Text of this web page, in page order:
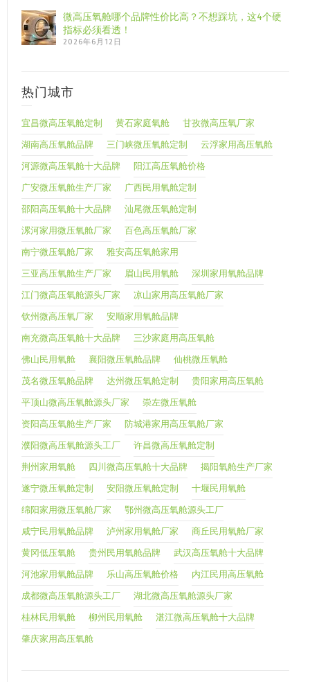
微高压氧舱哪个品牌性价比高？不想踩坑，这4个硬
指标必须看透！
2026年6月12日
热门城市
宜昌微高压氧舱定制 黄石家庭氧舱 甘孜微高压氧厂家
湖南高压氧舱品牌 三门峡微压氧舱定制 云浮家用高压氧舱
河源微高压氧舱十大品牌 阳江高压氧舱价格
广安微压氧舱生产厂家 广西民用氧舱定制
邵阳高压氧舱十大品牌 汕尾微压氧舱定制
漯河家用微压氧舱厂家 百色高压氧舱厂家
南宁微压氧舱厂家 雅安高压氧舱家用
三亚高压氧舱生产厂家 眉山民用氧舱 深圳家用氧舱品牌
江门微高压氧舱源头厂家 凉山家用高压氧舱厂家
钦州微高压氧厂家 安顺家用氧舱品牌
南充微高压氧舱十大品牌 三沙家庭用高压氧舱
佛山民用氧舱 襄阳微压氧舱品牌 仙桃微压氧舱
茂名微压氧舱品牌 达州微压氧舱定制 贵阳家用高压氧舱
平顶山微高压氧舱源头厂家 崇左微压氧舱
资阳高压氧舱生产厂家 防城港家用高压氧舱厂家
濮阳微高压氧舱源头工厂 许昌微高压氧舱定制
荆州家用氧舱 四川微高压氧舱十大品牌 揭阳氧舱生产厂家
遂宁微压氧舱定制 安阳微压氧舱定制 十堰民用氧舱
绵阳家用微压氧舱厂家 鄂州微高压氧舱源头工厂
咸宁民用氧舱品牌 泸州家用氧舱厂家 商丘民用氧舱厂家
黄冈低压氧舱 贵州民用氧舱品牌 武汉高压氧舱十大品牌
河池家用氧舱品牌 乐山高压氧舱价格 内江民用高压氧舱
成都微高压氧舱源头工厂 湖北微高压氧舱源头厂家
桂林民用氧舱 柳州民用氧舱 湛江微高压氧舱十大品牌
肇庆家用高压氧舱